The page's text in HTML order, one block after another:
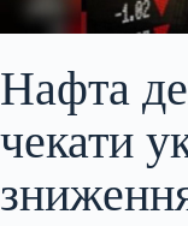
Нафта
чекати